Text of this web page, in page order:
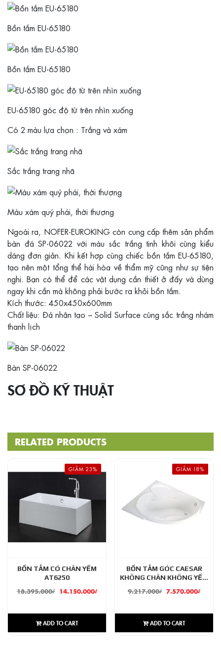
Bồn tắm EU-65180
Bồn tắm EU-65180
EU-65180 góc độ từ trên nhìn xuống
Có 2 màu lựa chọn : Trắng và xám
Sắc trắng trang nhã
Màu xám quý phái, thời thượng
Ngoài ra, NOFER-EUROKING còn cung cấp thêm sản phẩm
bàn đá SP-06022 với màu sắc trắng tinh khôi cùng kiểu
dáng đơn giản. Khi kết hợp cùng chiếc bồn tắm EU-65180,
tạo nên một tổng thể hài hòa về thẩm mỹ cũng như sự tiện
nghi. Bạn có thể để các vật dụng cần thiết ở đấy và dùng
ngay khi cần mà không phải bước ra khỏi bồn tắm.
Kích thước: 450x450x600mm
Chất liệu: Đá nhân tạo – Solid Surface cùng sắc trắng nhám
thanh lịch
Bàn SP-06022
SƠ ĐỒ KỸ THUẬT
RELATED PRODUCTS
GIẢM 23%
BỒN TẮM CÓ CHÂN YẾM
AT6250
18.395.000₫ 14.150.000₫
ADD TO CART
GIẢM 18%
BỒN TẮM GÓC CAESAR
KHÔNG CHÂN KHÔNG YẾM
9.217.000₫ 7.570.000₫
ADD TO CART